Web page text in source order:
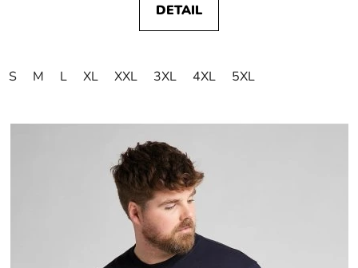
DETAIL
S M L XL XXL 3XL 4XL 5XL